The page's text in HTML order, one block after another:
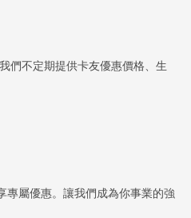
們不定期提供卡友優惠價格、生
專屬優惠。讓我們成為你事業的強